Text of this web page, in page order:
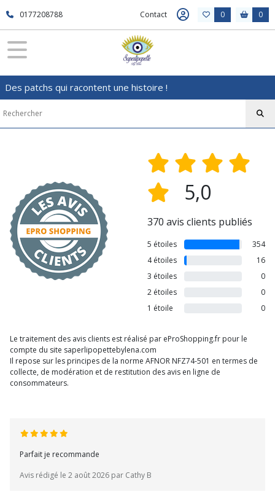
0177208788 Contact 0 0
Des patchs qui racontent une histoire !
5,0
370 avis clients publiés
5 étoiles
354
4 étoiles
16
3 étoiles
0
2 étoiles
0
1 étoile
0
Le traitement des avis clients est réalisé par eProShopping.fr pour le
compte du site saperlipopettebylena.com
Il repose sur les principes de la norme AFNOR NFZ74-501 en termes de
collecte, de modération et de restitution des avis en ligne de
consommateurs.
Parfait je recommande
Avis rédigé le 2 août 2026 par Cathy B